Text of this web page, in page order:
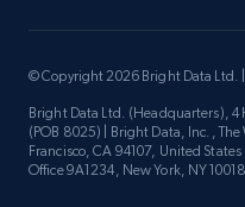
© Copyright 2026 Bright Data Ltd.
Bright Data Ltd. (Headquarters), 4
(POB 8025) | Bright Data, Inc.,
Francisco, CA 94107, United
Office 9A1234, New York, NY